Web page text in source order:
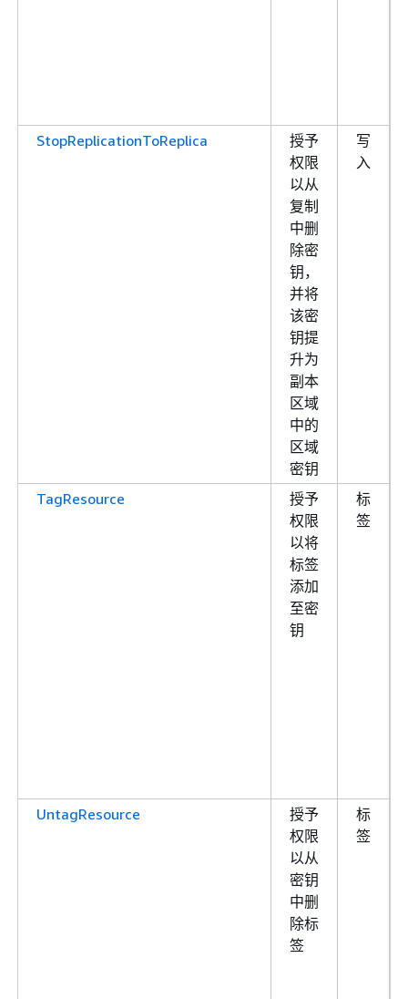
StopReplicationToReplica
授予
权限
以从
复制
中删
除密
钥，
并将
该密
钥提
升为
副本
区域
中的
区域
密钥
写
入
TagResource
授予
权限
以将
标签
添加
至密
钥
标
签
UntagResource
授予
权限
以从
密钥
中删
除标
签
标
签